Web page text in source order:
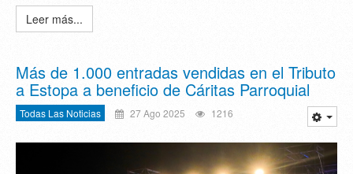
Leer más...
Más de 1.000 entradas vendidas en el Tributo
a Estopa a beneficio de Cáritas Parroquial
Todas Las Noticias 27 Ago 2025 1216